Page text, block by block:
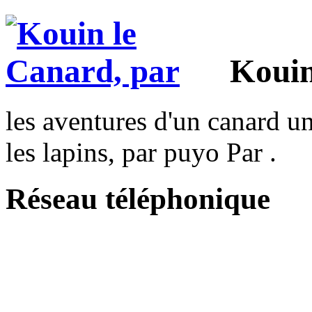
les aventures d'un canard
les lapins, par puyo Par .
Réseau téléphonique